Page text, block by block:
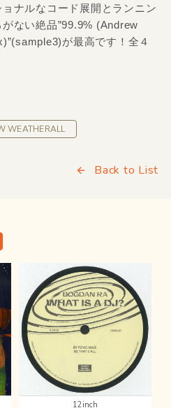
ナルなコード展開とランニン
ない絶品”99.9% (Andrew
が最高です！全４
WEATHERALL
Back to List
12inch